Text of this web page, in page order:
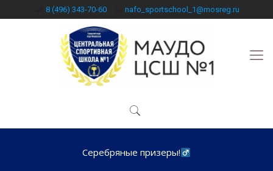
8 (496) 343-70-60 nafo_sportschool_1@mosreg.ru
Серебряные призеры!‍